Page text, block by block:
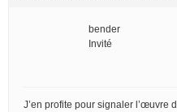
bender
Invité
J’en profite pour signaler l’œuvre